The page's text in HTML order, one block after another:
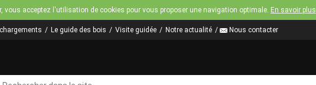
Jump to navigation
vous acceptez l'utilisation de cookies pour vous proposer une navigation optimale. En savoir plus
Le guide des bois Visite guidée Notre actualité Nous contacter